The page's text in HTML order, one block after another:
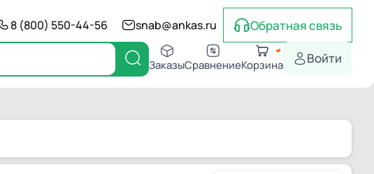
8 (800) 550-44-56 snab@ankas.ru Обратная связь
ЗаказыСравнениеКорзина Войти